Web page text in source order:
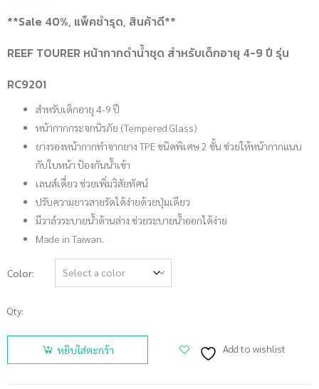
฿1,050.00.
฿630.00.
**Sale 40%, แพ็คชำรุด, สินค้าดี**
REEF TOURER หน้ากากดำน้ำชุด สำหรับเด็กอายุ 4-9 ปี รุ่น
RC9201
สำหรับเด็กอายุ 4-9 ปี
หน้ากากกระจกนิรภัย (Tempered Glass)
ยางรองหน้ากากทำจากยาง TPE ชนิดพิเศษ 2 ชั้น ช่วยให้หน้ากากแนบ
กับใบหน้า ป้องกันน้ำเข้า
เลนส์เดี่ยว ช่วยเพิ่มวิสัยทัศน์
ปรับความยาวสายรัดได้ง่ายด้วยปุ่มเดียว
มีวาล์วระบายน้ำด้านล่าง ช่วยระบายน้ำออกได้ง่าย
Made in Taiwan.
Color
Qty:
จำนวน
**Sale
40%, แพ็
หยิบใส่ตะกร้า Add to wishlist